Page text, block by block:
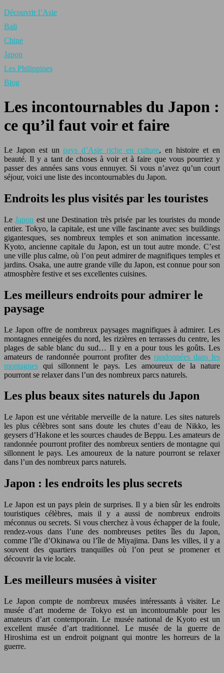
Découvrir l’Asie
Bali
Chine
Japon
Les Philippines
Blog
Les incontournables du Japon :
ce qu’il faut voir et faire
Le Japon est unpays d’Asie riche en culture, en histoire et en
beauté. Il y a tant de choses à voir et à faire que vous pourriez y
passer des années sans vous ennuyer. Si vous n’avez qu’un court
séjour, voici une liste des incontournables du Japon.
Endroits les plus visités par les touristes
LeJapon est une Destination très prisée par les touristes du monde
entier. Tokyo, la capitale, est une ville fascinante avec ses buildings
gigantesques, ses nombreux temples et son animation incessante.
Kyoto, ancienne capitale du Japon, est un tout autre monde. C’est
une ville plus calme, où l’on peut admirer de magnifiques temples et
jardins. Osaka, une autre grande ville du Japon, est connue pour son
atmosphère festive et ses excellentes cuisines.
Les meilleurs endroits pour admirer le
paysage
Le Japon offre de nombreux paysages magnifiques à admirer. Les
montagnes enneigées du nord, les rizières en terrasses du centre, les
plages de sable blanc du sud… Il y en a pour tous les goûts. Les
amateurs de randonnée pourront profiter des randonnées dans les
montagnes qui sillonnent le pays. Les amoureux de la nature
pourront se relaxer dans l’un des nombreux parcs naturels.
Les plus beaux sites naturels du Japon
Le Japon est une véritable merveille de la nature. Les sites naturels
les plus célèbres sont sans doute les chutes d’eau de Nikko, les
geysers d’Hakone et les sources chaudes de Beppu. Les amateurs de
randonnée pourront profiter des nombreux sentiers de montagne qui
sillonnent le pays. Les amoureux de la nature pourront se relaxer
dans l’un des nombreux parcs naturels.
Japon : les endroits les plus secrets
Le Japon est un pays plein de surprises. Il y a bien sûr les endroits
touristiques célèbres, mais il y a aussi de nombreux endroits
méconnus ou secrets. Si vous cherchez à vous échapper de la foule,
rendez-vous dans l’une des nombreuses petites îles du Japon,
comme l’île d’Okinawa ou l’île de Miyajima. Dans les villes, il y a
souvent des quartiers tranquilles où l’on peut se promener et
découvrir la vie locale.
Les meilleurs musées à visiter
Le Japon compte de nombreux musées intéressants à visiter. Le
musée d’art moderne de Tokyo est un incontournable pour les
amateurs d’art contemporain. Le musée national de Kyoto est un
excellent musée d’art traditionnel. Le musée de la guerre de
Hiroshima est un endroit poignant qui montre les horreurs de la
guerre.